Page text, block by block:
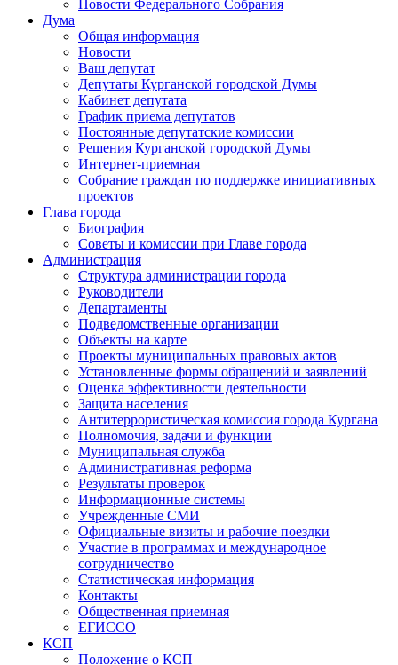
Новости Федерального Cобрания
Дума
Общая информация
Новости
Ваш депутат
Депутаты Курганской городской Думы
Кабинет депутата
График приема депутатов
Постоянные депутатские комиссии
Решения Курганской городской Думы
Интернет-приемная
Собрание граждан по поддержке инициативных
проектов
Глава города
Биография
Советы и комиссии при Главе города
Администрация
Структура администрации города
Руководители
Департаменты
Подведомственные организации
Объекты на карте
Проекты муниципальных правовых актов
Установленные формы обращений и заявлений
Оценка эффективности деятельности
Защита населения
Антитеррористическая комиссия города Кургана
Полномочия, задачи и функции
Муниципальная служба
Административная реформа
Результаты проверок
Информационные системы
Учрежденные СМИ
Официальные визиты и рабочие поездки
Участие в программах и международное
сотрудничество
Статистическая информация
Контакты
Общественная приемная
ЕГИССО
КСП
Положение о КСП